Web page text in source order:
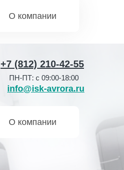
О компании
info@isk-avrora.ru
ПН-ПТ: с 09:00-18:00
+7 (812) 210-42-55
О компании